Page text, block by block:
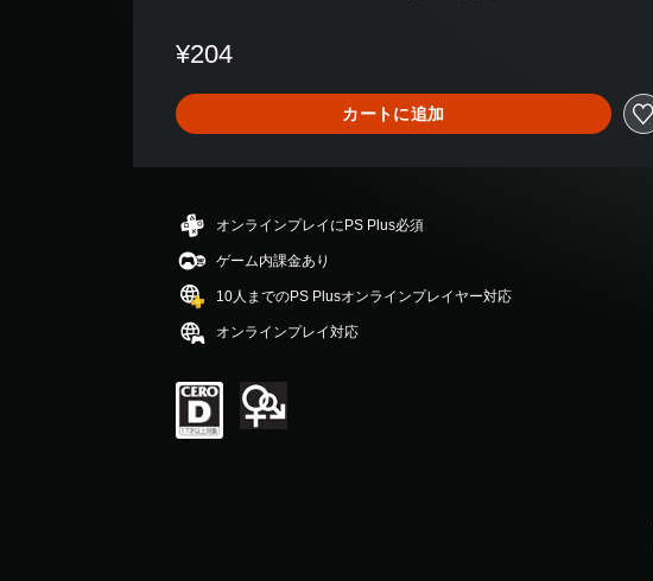
は
0
、
均
価
は
5
段
階
中
の
.
5
¥204
カートに追加
オンラインプレイにPS Plus必須
ゲーム内課金あり
10人までのPS Plusオンラインプレイヤー対応
オンラインプレイ対応